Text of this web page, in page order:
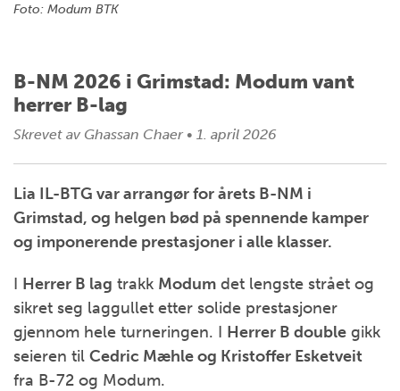
Foto: Modum BTK
B-NM 2026 i Grimstad: Modum vant
herrer B-lag
Skrevet av Ghassan Chaer • 1. april 2026
Lia IL-BTG var arrangør for årets B-NM i
Grimstad, og helgen bød på spennende kamper
og imponerende prestasjoner i alle klasser.
I Herrer B lag trakk Modum det lengste strået og
sikret seg laggullet etter solide prestasjoner
gjennom hele turneringen. I Herrer B double gikk
seieren til Cedric Mæhle og Kristoffer Esketveit
fra B-72 og Modum.